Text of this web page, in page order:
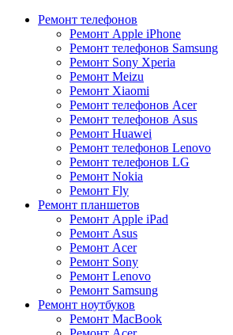
Ремонт телефонов
Ремонт Apple iPhone
Ремонт телефонов Samsung
Ремонт Sony Xperia
Ремонт Meizu
Ремонт Xiaomi
Ремонт телефонов Acer
Ремонт телефонов Asus
Ремонт Huawei
Ремонт телефонов Lenovo
Ремонт телефонов LG
Ремонт Nokia
Ремонт Fly
Ремонт планшетов
Ремонт Apple iPad
Ремонт Asus
Ремонт Acer
Ремонт Sony
Ремонт Lenovo
Ремонт Samsung
Ремонт ноутбуков
Ремонт MacBook